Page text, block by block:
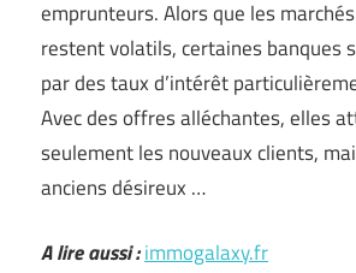
emprunteurs. Alors que les
restent volatils, certaines banques
par des taux d’intérêt
Avec des offres alléchantes, elles
seulement les nouveaux clients,
anciens désireux …
A lire aussi :immogalaxy.fr